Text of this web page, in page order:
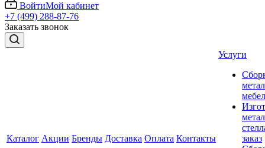
ВойтиМой кабинет
+7 (499) 288-87-76
Заказать звонок
Каталог Акции Бренды Доставка Оплата Контакты
Услуги
заказ